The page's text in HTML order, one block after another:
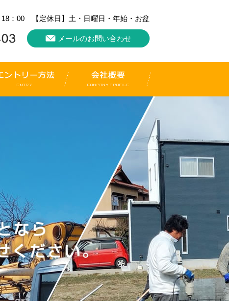
18：00 【定休日】土・日曜日・年始・お盆
メールのお問い合わせ